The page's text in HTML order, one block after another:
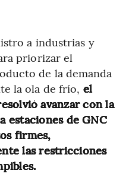
a industrias y
priorizar el
de la demanda
la ola de frío, el
avanzar con la
estaciones de GNC
firmes,
las restricciones